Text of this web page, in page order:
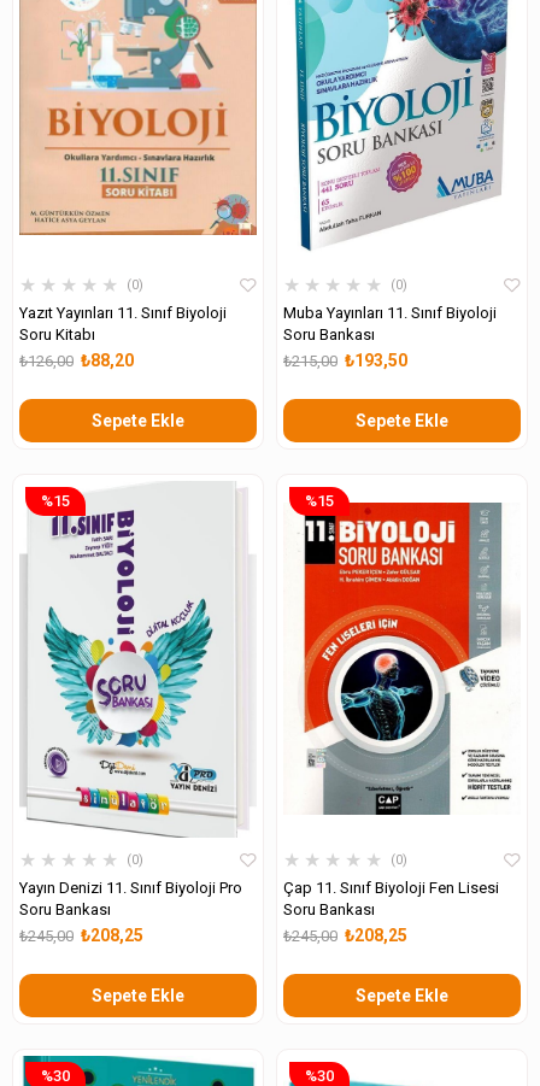
★ ★ ★ ★ ★ 0
Yazıt Yayınları 11. Sınıf Biyoloji
Soru Kitabı
₺88,20
₺126,00
Sepete Ekle
★ ★ ★ ★ ★ 0
Muba Yayınları 11. Sınıf Biyoloji
Soru Bankası
₺193,50
₺215,00
Sepete Ekle
★ ★ ★ ★ ★ 0
Yayın Denizi 11. Sınıf Biyoloji Pro
Soru Bankası
₺208,25
₺245,00
Sepete Ekle
%15
★ ★ ★ ★ ★ 0
Çap 11. Sınıf Biyoloji Fen Lisesi
Soru Bankası
₺208,25
₺245,00
Sepete Ekle
%15
%30 %30